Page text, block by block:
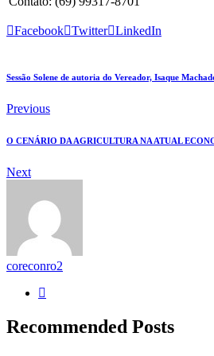
Facebook Twitter LinkedIn
Sessão Solene de autoria do Vereador, Isaque
Previous
O CENÁRIO DA AGRICULTURA NA ATUAL
Next
coreconro2
Recommended Posts